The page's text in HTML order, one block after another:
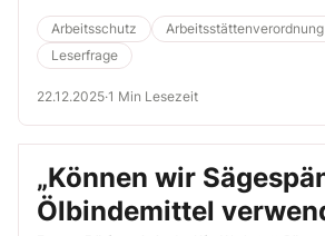
Arbeitsschutz
Leserfrage
22.12.2025·1 Min Lesezeit
„Können wir
Ölbindemittel